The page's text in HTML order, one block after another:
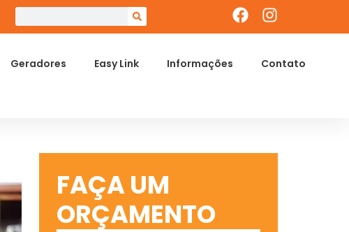
Geradores Easy Link Informações Contato
FAÇA UM
ORÇAMENTO